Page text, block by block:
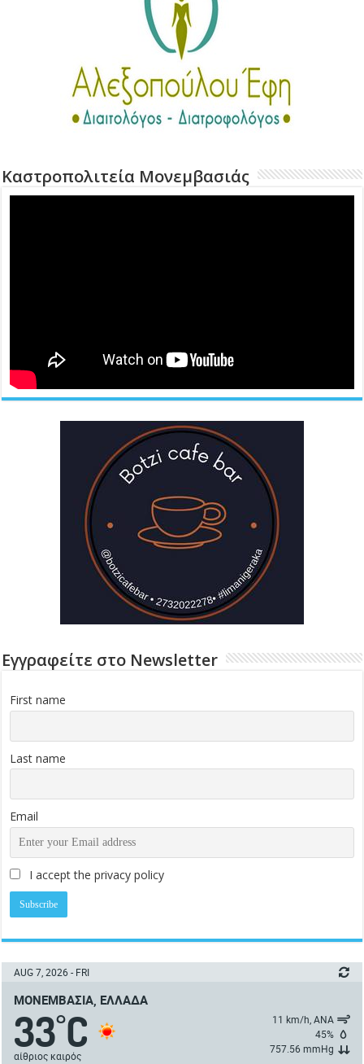
Καστροπολιτεία Μονεμβασιάς
Εγγραφείτε στο Newsletter
First name
Last name
Email
I accept the privacy policy
AUG 7, 2026 - FRI
ΜΟΝΕΜΒΑΣΙΆ, ΕΛΛΆΔΑ
33°C
αίθριος καιρός
11 km/h, ΑΝΑ
45%
757.56 mmHg